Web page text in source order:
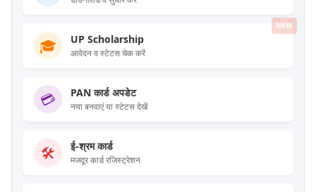
NEW
🎓 UP Scholarship
आवेदन व स्टेटस चेक करें
💳 PAN कार्ड अपडेट
नया बनवाएं या स्टेटस देखें
🛠️ ई-श्रम कार्ड
मजदूर कार्ड रजिस्ट्रेशन